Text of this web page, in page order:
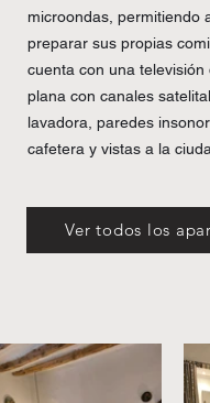
microondas, permitiendo
preparar sus propias
cuenta con una televisión
plana con canales
lavadora, paredes
cafetera y vistas a la
Ver todos los